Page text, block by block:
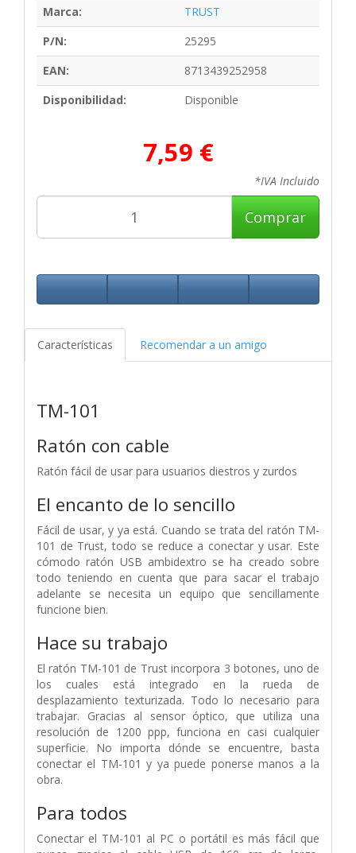
Marca:
TRUST
P/N:
25295
EAN:
8713439252958
Disponibilidad:
Disponible
7,59 €
*IVA Incluido
Comprar
Características Recomendar a un amigo
TM-101
Ratón con cable
Ratón fácil de usar para usuarios diestros y zurdos
El encanto de lo sencillo
Fácil de usar, y ya está. Cuando se trata del ratón TM-
101 de Trust, todo se reduce a conectar y usar. Este
cómodo ratón USB ambidextro se ha creado sobre
todo teniendo en cuenta que para sacar el trabajo
adelante se necesita un equipo que sencillamente
funcione bien.
Hace su trabajo
El ratón TM-101 de Trust incorpora 3 botones, uno de
los cuales está integrado en la rueda de
desplazamiento texturizada. Todo lo necesario para
trabajar. Gracias al sensor óptico, que utiliza una
resolución de 1200 ppp, funciona en casi cualquier
superficie. No importa dónde se encuentre, basta
conectar el TM-101 y ya puede ponerse manos a la
obra.
Para todos
Conectar el TM-101 al PC o portátil es más fácil que